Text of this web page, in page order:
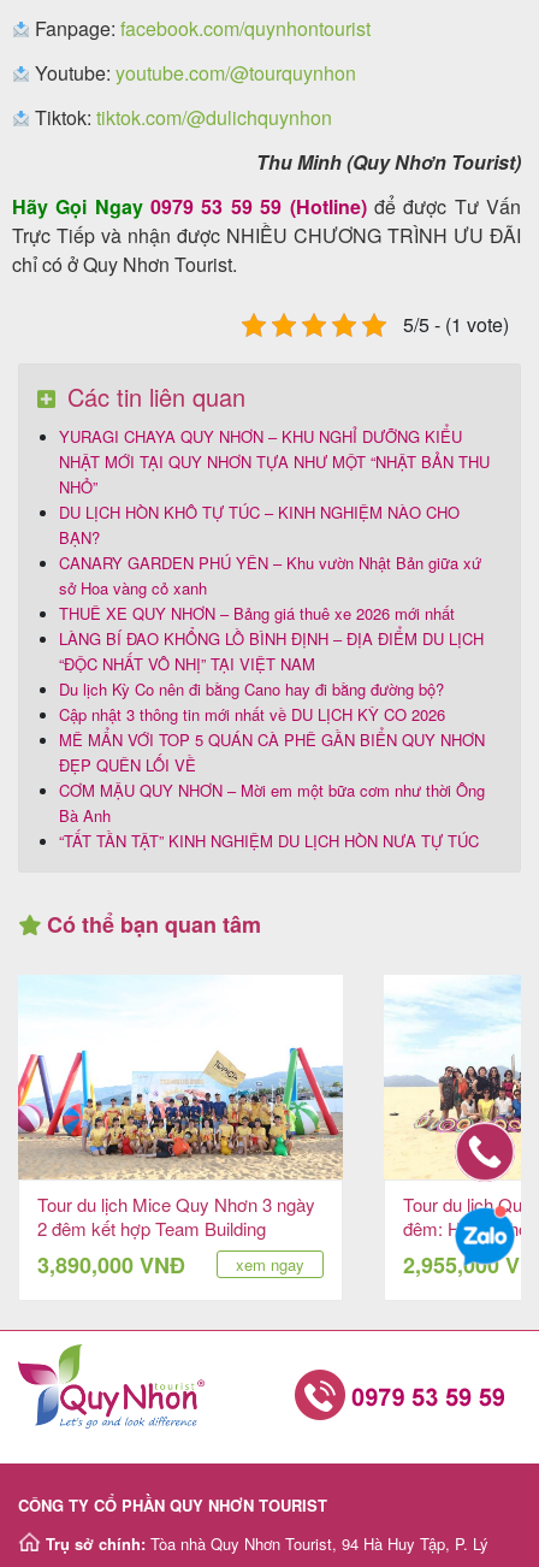
Fanpage: facebook.com/quynhontourist
Youtube: youtube.com/@tourquynhon
Tiktok: tiktok.com/@dulichquynhon
Thu Minh (Quy Nhơn Tourist)
Hãy Gọi Ngay 0979 53 59 59 (Hotline) để được Tư Vấn
Trực Tiếp và nhận được NHIỀU CHƯƠNG TRÌNH ƯU ĐÃI
chỉ có ở Quy Nhơn Tourist.
5/5 - (1 vote)
Các tin liên quan
YURAGI CHAYA QUY NHƠN – KHU NGHỈ DƯỠNG KIỂU
NHẬT MỚI TẠI QUY NHƠN TỰA NHƯ MỘT “NHẬT BẢN THU
NHỎ”
DU LỊCH HÒN KHÔ TỰ TÚC – KINH NGHIỆM NÀO CHO
BẠN?
CANARY GARDEN PHÚ YÊN – Khu vườn Nhật Bản giữa xứ
sở Hoa vàng cỏ xanh
THUÊ XE QUY NHƠN – Bảng giá thuê xe 2026 mới nhất
LÀNG BÍ ĐAO KHỔNG LỒ BÌNH ĐỊNH – ĐỊA ĐIỂM DU LỊCH
“ĐỘC NHẤT VÔ NHỊ” TẠI VIỆT NAM
Du lịch Kỳ Co nên đi bằng Cano hay đi bằng đường bộ?
Cập nhật 3 thông tin mới nhất về DU LỊCH KỲ CO 2026
MÊ MẨN VỚI TOP 5 QUÁN CÀ PHÊ GẦN BIỂN QUY NHƠN
ĐẸP QUÊN LỐI VỀ
CƠM MẬU QUY NHƠN – Mời em một bữa cơm như thời Ông
Bà Anh
“TẤT TẦN TẬT” KINH NGHIỆM DU LỊCH HÒN NƯA TỰ TÚC
Có thể bạn quan tâm
Tour du lịch Mice Quy Nhơn 3 ngày
2 đêm kết hợp Team Building
3,890,000 VNĐ xem ngay
Tour du lịch
đêm: Huyền
2,955,000
CÔNG TY CỔ PHẦN QUY NHƠN TOURIST
Trụ sở chính: Tòa nhà Quy Nhơn Tourist, 94 Hà Huy Tập, P. Lý